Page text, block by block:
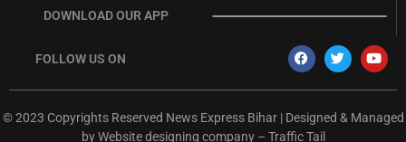
DOWNLOAD OUR APP
FOLLOW US ON
© 2023 Copyrights Reserved News Express Bihar | Designed & Managed
byWebsite designing company– Traffic Tail